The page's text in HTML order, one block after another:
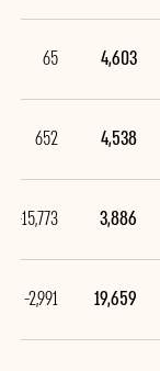
4,603
65
4,538
652
3,886
-15,773
19,659
-2,991